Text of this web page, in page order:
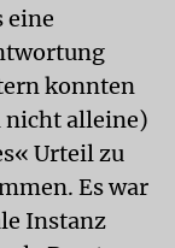
eine
konnten
nicht alleine)
Urteil zu
Es war
Instanz